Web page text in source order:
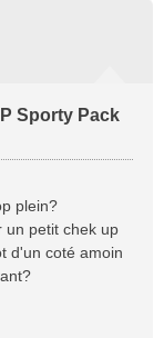
Sporty Pack
plein?
un petit chek up
d'un coté amoin